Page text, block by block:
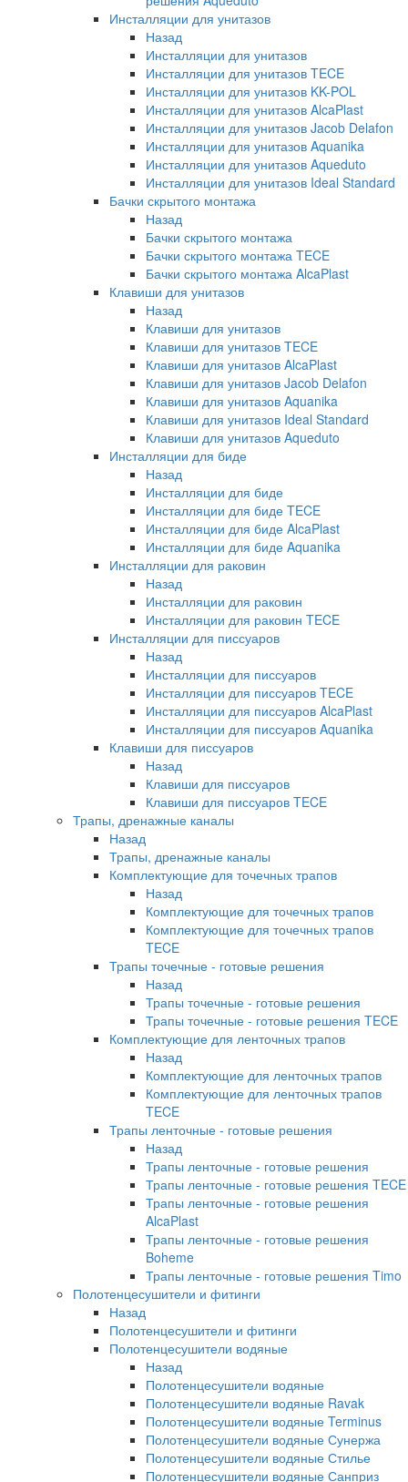
Инсталляции для унитазов
Назад
Инсталляции для унитазов
Инсталляции для унитазов TECE
Инсталляции для унитазов KK-POL
Инсталляции для унитазов AlcaPlast
Инсталляции для унитазов Jacob Delafon
Инсталляции для унитазов Aquanika
Инсталляции для унитазов Aqueduto
Инсталляции для унитазов Ideal Standard
Бачки скрытого монтажа
Назад
Бачки скрытого монтажа
Бачки скрытого монтажа TECE
Бачки скрытого монтажа AlcaPlast
Клавиши для унитазов
Назад
Клавиши для унитазов
Клавиши для унитазов TECE
Клавиши для унитазов AlcaPlast
Клавиши для унитазов Jacob Delafon
Клавиши для унитазов Aquanika
Клавиши для унитазов Ideal Standard
Клавиши для унитазов Aqueduto
Инсталляции для биде
Назад
Инсталляции для биде
Инсталляции для биде TECE
Инсталляции для биде AlcaPlast
Инсталляции для биде Aquanika
Инсталляции для раковин
Назад
Инсталляции для раковин
Инсталляции для раковин TECE
Инсталляции для писсуаров
Назад
Инсталляции для писсуаров
Инсталляции для писсуаров TECE
Инсталляции для писсуаров AlcaPlast
Инсталляции для писсуаров Aquanika
Клавиши для писсуаров
Назад
Клавиши для писсуаров
Клавиши для писсуаров TECE
Трапы, дренажные каналы
Назад
Трапы, дренажные каналы
Комплектующие для точечных трапов
Назад
Комплектующие для точечных трапов
Комплектующие для точечных трапов
TECE
Трапы точечные - готовые решения
Назад
Трапы точечные - готовые решения
Трапы точечные - готовые решения TECE
Комплектующие для ленточных трапов
Назад
Комплектующие для ленточных трапов
Комплектующие для ленточных трапов
TECE
Трапы ленточные - готовые решения
Назад
Трапы ленточные - готовые решения
Трапы ленточные - готовые решения TECE
Трапы ленточные - готовые решения
AlcaPlast
Трапы ленточные - готовые решения
Boheme
Трапы ленточные - готовые решения Timo
Полотенцесушители и фитинги
Назад
Полотенцесушители и фитинги
Полотенцесушители водяные
Назад
Полотенцесушители водяные
Полотенцесушители водяные Ravak
Полотенцесушители водяные Terminus
Полотенцесушители водяные Сунержа
Полотенцесушители водяные Стилье
Полотенцесушители водяные Санприз